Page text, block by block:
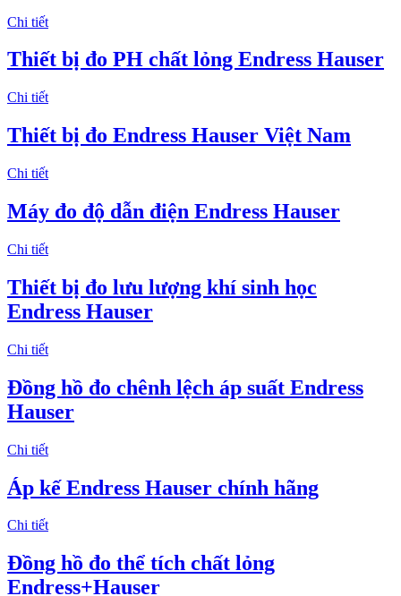
Chi tiết
Thiết bị đo PH chất lỏng Endress Hauser
Chi tiết
Thiết bị đo Endress Hauser Việt Nam
Chi tiết
Máy đo độ dẫn điện Endress Hauser
Chi tiết
Thiết bị đo lưu lượng khí sinh học
Endress Hauser
Chi tiết
Đồng hồ đo chênh lệch áp suất Endress
Hauser
Chi tiết
Áp kế Endress Hauser chính hãng
Chi tiết
​Đồng hồ đo thể tích chất lỏng
Endress+Hauser